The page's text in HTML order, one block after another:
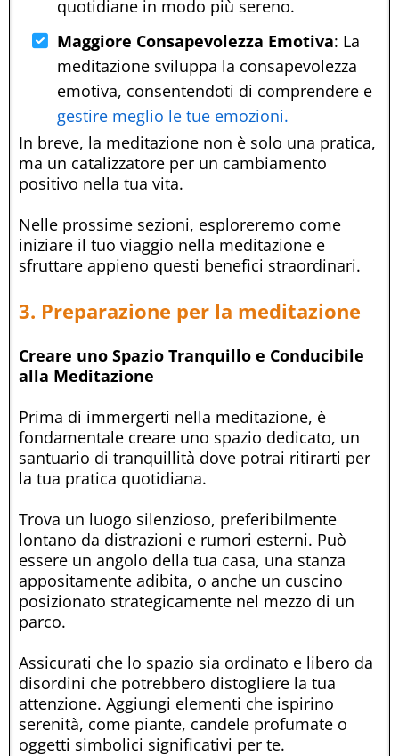
quotidiane in modo più sereno.
Maggiore Consapevolezza Emotiva: La
meditazione sviluppa la consapevolezza
emotiva, consentendoti di comprendere e
gestire meglio le tue emozioni.
In breve, la meditazione non è solo una pratica,
ma un catalizzatore per un cambiamento
positivo nella tua vita.
Nelle prossime sezioni, esploreremo come
iniziare il tuo viaggio nella meditazione e
sfruttare appieno questi benefici straordinari.
3. Preparazione per la meditazione
Creare uno Spazio Tranquillo e Conducibile
alla Meditazione
Prima di immergerti nella meditazione, è
fondamentale creare uno spazio dedicato, un
santuario di tranquillità dove potrai ritirarti per
la tua pratica quotidiana.
Trova un luogo silenzioso, preferibilmente
lontano da distrazioni e rumori esterni. Può
essere un angolo della tua casa, una stanza
appositamente adibita, o anche un cuscino
posizionato strategicamente nel mezzo di un
parco.
Assicurati che lo spazio sia ordinato e libero da
disordini che potrebbero distogliere la tua
attenzione. Aggiungi elementi che ispirino
serenità, come piante, candele profumate o
oggetti simbolici significativi per te.